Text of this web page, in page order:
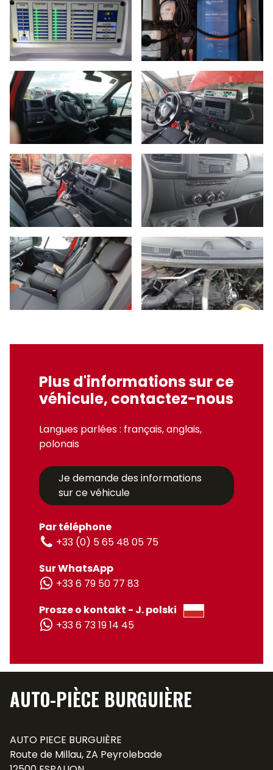
Plus d'informations sur ce
véhicule, contactez-nous
Langues parlées : français, anglais,
polonais
Je demande des informations
sur ce véhicule
Par téléphone
+33 (0) 5 65 48 05 75
Sur WhatsApp
+33 6 79 50 77 83
Prosze o kontakt - J. polski
+33 6 73 19 14 45
AUTO-PIÈCE BURGUIÈRE
AUTO PIECE BURGUIÈRE
Route de Millau, ZA Peyrolebade